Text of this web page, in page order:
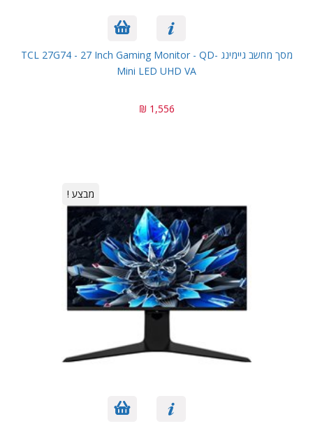
מסך מחשב גיימינג TCL 27G74 - 27 Inch Gaming Monitor - QD-
Mini LED UHD VA
1,556 ₪
מבצע !